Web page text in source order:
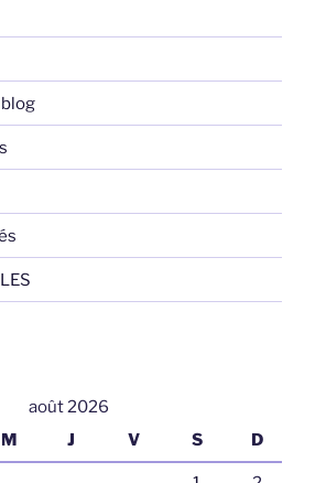
août 2026
M J V S D